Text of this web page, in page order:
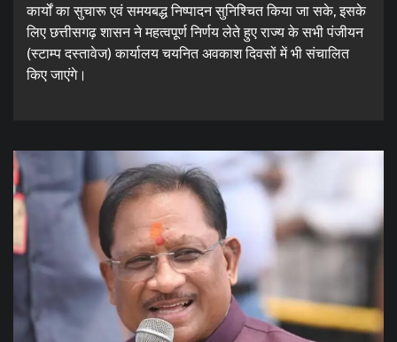
कार्यों का सुचारू एवं समयबद्ध निष्पादन सुनिश्चित किया जा सके, इसके
लिए छत्तीसगढ़ शासन ने महत्वपूर्ण निर्णय लेते हुए राज्य के सभी पंजीयन
(स्टाम्प दस्तावेज) कार्यालय चयनित अवकाश दिवसों में भी संचालित
किए जाएंगे।